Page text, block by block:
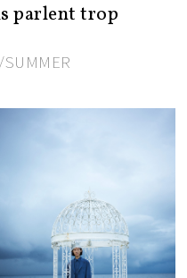
parlent trop